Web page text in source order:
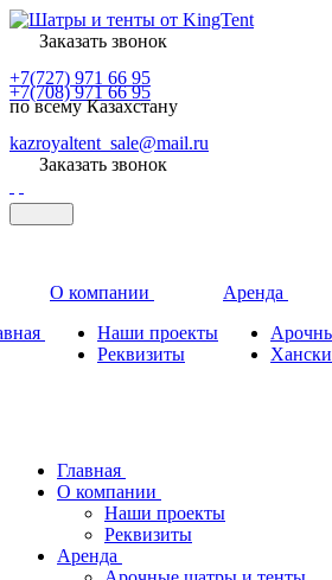
Заказать звонок
+7(727) 971 66 95
+7(708) 971 66 95
по всему Казахстану
kazroyaltent_sale@mail.ru
Заказать звонок
О компании
Наши проекты
Реквизиты
Аренда
Главная
О компании
Наши проекты
Реквизиты
Аренда